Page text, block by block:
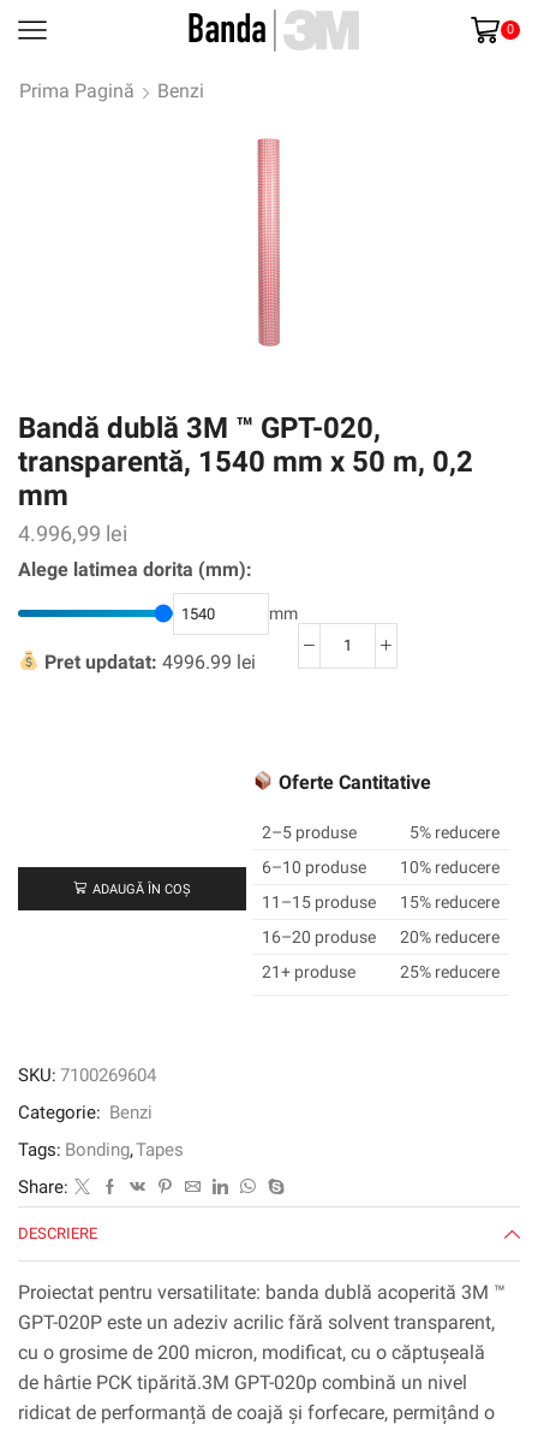
0
Prima Pagină Benzi
Bandă dublă 3M ™ GPT-020,
transparentă, 1540 mm x 50 m, 0,2
mm
4.996,99 lei
Alege latimea dorita (mm):
mm
Pret updatat: 4996.99 lei
Cantitate
GPT-
transparentă,
1540
mm
50
m,
ADAUGĂ ÎN COȘ
Oferte Cantitative
2–5 produse
5% reducere
6–10 produse
10% reducere
11–15 produse
15% reducere
16–20 produse
20% reducere
21+ produse
25% reducere
SKU: 7100269604
Categorie: Benzi
Tags: Bonding,Tapes
Share:
DESCRIERE
Proiectat pentru versatilitate: banda dublă acoperită 3M ™
GPT-020P este un adeziv acrilic fără solvent transparent,
cu o grosime de 200 micron, modificat, cu o căptușeală
de hârtie PCK tipărită.3M GPT-020p combină un nivel
ridicat de performanță de coajă și forfecare, permițând o